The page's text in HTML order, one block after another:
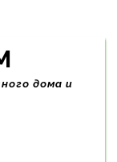
дома и